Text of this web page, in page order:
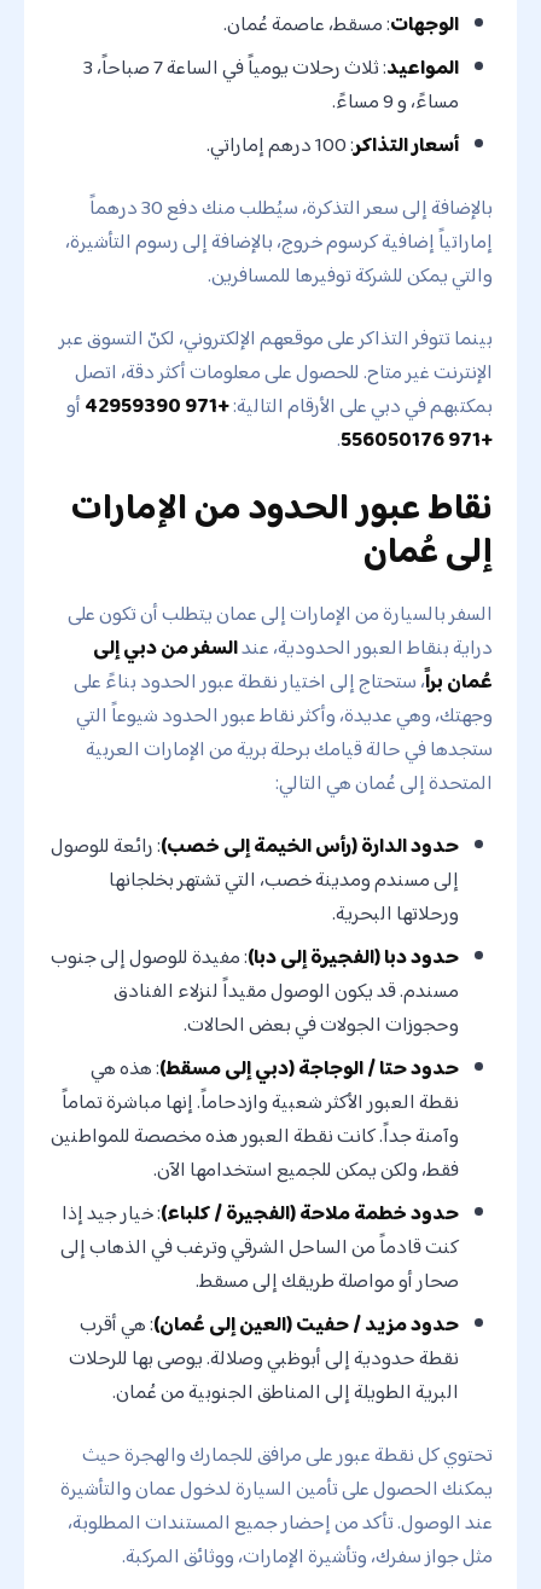
الوجهات: مسقط، عاصمة عُمان.
المواعيد
: ثلاث رحلات يومياً في الساعة 7 صباحاً، 3
مساءً، و 9 مساءً.
أسعار التذاكر: 100 درهم إماراتي.
بالإضافة إلى سعر التذكرة، سيُطلب منك دفع 30 درهماً
إماراتياً إضافية كرسوم خروج، بالإضافة إلى رسوم التأشيرة،
والتي يمكن للشركة توفيرها للمسافرين.
بينما تتوفر التذاكر على موقعهم الإلكتروني، لكنّ التسوق عبر
الإنترنت غير متاح. للحصول على معلومات أكثر دقة، اتصل
بمكتبهم في دبي على الأرقام التالية:+971 42959390
أو
+971 556050176
.
نقاط عبور الحدود من الإمارات
إلى عُمان
السفر بالسيارة من الإمارات إلى عمان يتطلب أن تكون على
دراية بنقاط العبور الحدودية، عندالسفر من دبي إلى
عُمان براً، ستحتاج إلى اختيار نقطة عبور الحدود بناءً على
وجهتك، وهي عديدة، وأكثر نقاط عبور الحدود شيوعاً التي
ستجدها في حالة قيامك برحلة برية من الإمارات العربية
المتحدة إلى عُمان هي التالي:
حدود الدارة (رأس الخيمة إلى خصب): رائعة للوصول
إلى مسندم ومدينة خصب، التي تشتهر بخلجانها
ورحلاتها البحرية.
حدود دبا (الفجيرة إلى دبا): مفيدة للوصول إلى جنوب
مسندم. قد يكون الوصول مقيداً لنزلاء الفنادق
وحجوزات الجولات في بعض الحالات.
حدود حتا / الوجاجة (دبي إلى مسقط): هذه هي
نقطة العبور الأكثر شعبية وازدحاماً. إنها مباشرة تماماً
وآمنة جداً. كانت نقطة العبور هذه مخصصة للمواطنين
فقط، ولكن يمكن للجميع استخدامها الآن.
حدود خطمة ملاحة (الفجيرة / كلباء): خيار جيد إذا
كنت قادماً من الساحل الشرقي وترغب في الذهاب إلى
صحار أو مواصلة طريقك إلى مسقط.
حدود مزيد / حفيت (العين إلى عُمان): هي أقرب
نقطة حدودية إلى أبوظبي وصلالة. يوصى بها للرحلات
البرية الطويلة إلى المناطق الجنوبية من عُمان.
تحتوي كل نقطة عبور على مرافق للجمارك والهجرة حيث
يمكنك الحصول على تأمين السيارة لدخول عمان والتأشيرة
عند الوصول. تأكد من إحضار جميع المستندات المطلوبة،
مثل جواز سفرك، وتأشيرة الإمارات، ووثائق المركبة.